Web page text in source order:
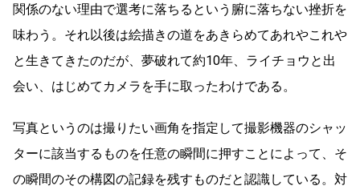
関係のない理由で選考に落ちるという腑に落ちない挫折を
味わう。それ以後は絵描きの道をあきらめてあれやこれや
と生きてきたのだが、夢破れて約10年、ライチョウと出
会い、はじめてカメラを手に取ったわけである。
写真というのは撮りたい画角を指定して撮影機器のシャッ
ターに該当するものを任意の瞬間に押すことによって、そ
の瞬間のその構図の記録を残すものだと認識している。対